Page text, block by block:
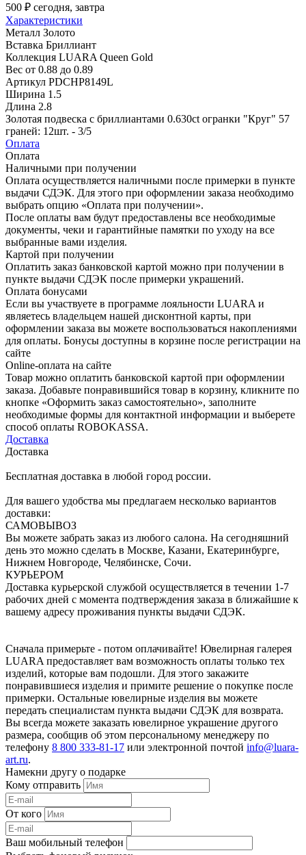
500 ₽ сегодня, завтра
Характеристики
Металл Золото
Вставка Бриллиант
Коллекция LUARA Queen Gold
Вес от 0.88 до 0.89
Артикул PDCHP8149L
Ширина 1.5
Длина 2.8
Золотая подвеска с бриллиантами 0.630ct огранки "Круг" 57
граней: 12шт. - 3/5
Оплата
Оплата
Наличными при получении
Оплата осуществляется наличными после примерки в пункте
выдачи СДЭК. Для этого при оформлении заказа необходимо
выбрать опцию «Оплата при получении».
После оплаты вам будут предоставлены все необходимые
документы, чеки и гарантийные памятки по уходу на все
выбранные вами изделия.
Картой при получении
Оплатить заказ банковской картой можно при получении в
пункте выдачи СДЭК после примерки украшений.
Оплата бонусами
Если вы участвуете в программе лояльности LUARA и
являетесь владельцем нашей дисконтной карты, при
оформлении заказа вы можете воспользоваться накоплениями
для оплаты. Бонусы доступны в корзине после регистрации на
сайте
Online-оплата на сайте
Товар можно оплатить банковской картой при оформлении
заказа. Добавьте понравившийся товар в корзину, кликните по
кнопке «Оформить заказ самостоятельно», заполните
необходимые формы для контактной информации и выберете
способ оплаты ROBOKASSA.
Доставка
Доставка
Бесплатная доставка в любой город россии.
Для вашего удобства мы предлагаем несколько вариантов
доставки:
САМОВЫВОЗ
Вы можете забрать заказ из любого салона. На сегодняшний
день это можно сделать в Москве, Казани, Екатеринбурге,
Нижнем Новгороде, Челябинске, Сочи.
КУРЬЕРОМ
Доставка курьерской службой осуществляется в течении 1-7
рабочих дней с момента подтверждения заказа в ближайшие к
вашему адресу проживания пункты выдачи СДЭК.
Сначала примерьте - потом оплачивайте! Ювелирная галерея
LUARA предоставляет вам возможность оплаты только тех
изделий, которые вам подошли. Для этого закажите
понравившиеся изделия и примите решение о покупке после
примерки. Остальные ювелирные изделия вы можете
передать специалистам пункта выдачи СДЭК для возврата.
Вы всегда можете заказать ювелирное украшение другого
размера, сообщив об этом персональному менеджеру по
телефону 8 800 333-81-17 или электронной почтой info@luara-
art.ru.
Намекни другу о подарке
Кому отправить
От кого
Ваш мобильный телефон